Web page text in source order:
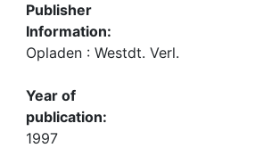
Publisher
Information:
Opladen : Westdt. Verl.
Year of
publication:
1997